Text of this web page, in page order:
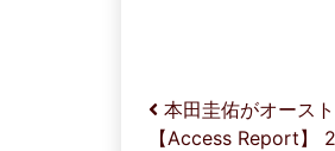
投稿ナビ
本田圭佑がオース
【Access Report】